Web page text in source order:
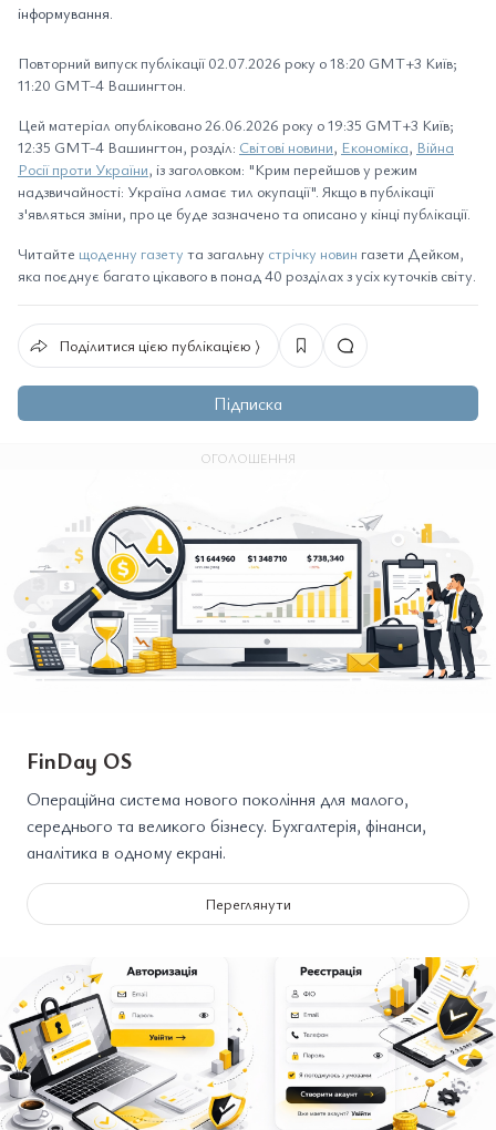
інформування.
Повторний випуск публікації 02.07.2026 року о 18:20 GMT+3 Київ;
11:20 GMT-4 Вашингтон.
Цей матеріал опубліковано 26.06.2026 року о 19:35 GMT+3 Київ;
12:35 GMT-4 Вашингтон, розділ: Світові новини, Економіка, Війна
Росії проти України, із заголовком: "Крим перейшов у режим
надзвичайності: Україна ламає тил окупації". Якщо в публікації
з'являться зміни, про це буде зазначено та описано у кінці публікації.
Читайте щоденну газету та загальну стрічку новин газети Дейком,
яка поєднує багато цікавого в понад 40 розділах з усіх куточків світу.
Поділитися цією публікацією ⟩
Підписка
ОГОЛОШЕННЯ
FinDay OS
Операційна система нового покоління для малого,
середнього та великого бізнесу. Бухгалтерія, фінанси,
аналітика в одному екрані.
Переглянути